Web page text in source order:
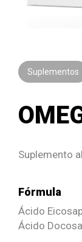
Suplementos
Suplemento
Fórmula
Ácido
Ácido